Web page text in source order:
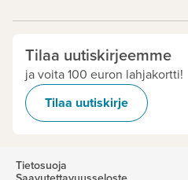
Tilaa uutiskirjeemme
ja voita 100 euron lahjakortti!
Tilaa uutiskirje
Tietosuoja